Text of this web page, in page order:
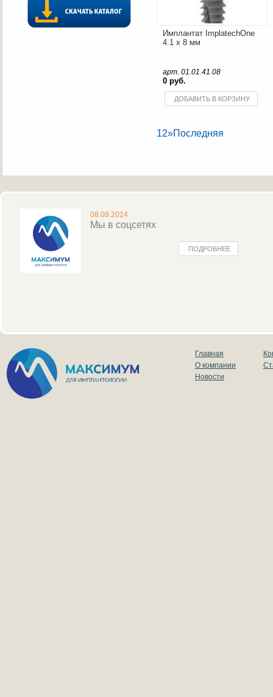
Имплантат ImplatechOne
4.1 x 8 мм
арт. 01.01.41.08
0 руб.
ДОБАВИТЬ В КОРЗИНУ
12»Последняя
08.08.2024
Мы в соцсетях
ПОДРОБНЕЕ
Главная
О компании
Новости